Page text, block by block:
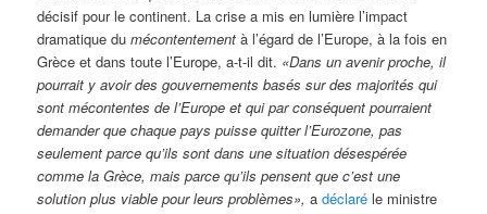
décisif pour le continent. La crise a mis en lumière l’impact
dramatique dumécontentement à l’égard de l’Europe, à la fois en
Grèce et dans toute l’Europe, a-t-il dit. «Dans un avenir proche, il
pourrait y avoir des gouvernements basés sur des majorités qui
sont mécontentes de l’Europe et qui par conséquent pourraient
demander que chaque pays puisse quitter l’Eurozone, pas
seulement parce qu’ils sont dans une situation désespérée
comme la Grèce, mais parce qu’ils pensent que c’est une
solution plus viable pour leurs problèmes», adéclaré le ministre